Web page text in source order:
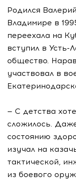
Родился
Владимире в
переехала на
вступил в Усть-
общество.
участвовал в
— С детства
сложилось.
состоянию
изучал на
тактической,
из боевого